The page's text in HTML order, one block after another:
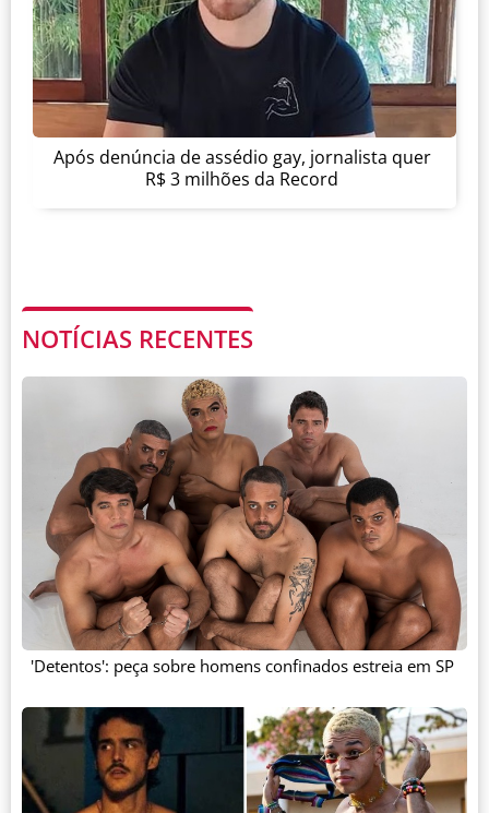
Após denúncia de assédio gay, jornalista quer
R$ 3 milhões da Record
NOTÍCIAS RECENTES
'Detentos': peça sobre homens confinados estreia em SP